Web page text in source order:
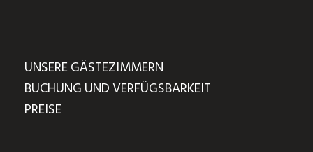
UNSERE GÄSTEZIMMERN
BUCHUNG UND VERFÜGSBARKEIT
PREISE